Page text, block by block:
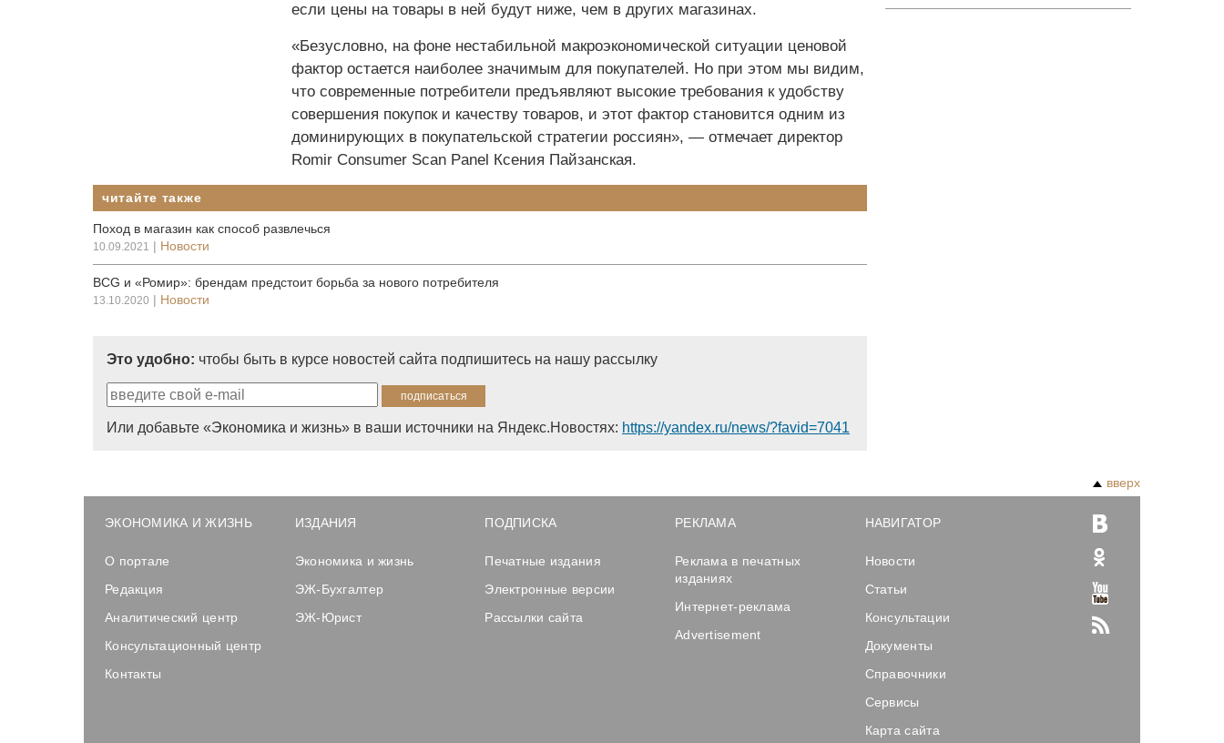
если цены на товары в ней будут ниже, чем в других магазинах.
«Безусловно, на фоне нестабильной макроэкономической ситуации ценовой
фактор остается наиболее значимым для покупателей. Но при этом мы видим,
что современные потребители предъявляют высокие требования к удобству
совершения покупок и качеству товаров, и этот фактор становится одним из
доминирующих в покупательской стратегии россиян», — отмечает директор
Romir Consumer Scan Panel Ксения Пайзанская.
читайте также
Поход в магазин как способ развлечься
10.09.2021 | Новости
BCG и «Ромир»: брендам предстоит борьба за нового потребителя
13.10.2020 | Новости
Это удобно: чтобы быть в курсе новостей сайта подпишитесь на нашу рассылку
Или добавьте «Экономика и жизнь» в ваши источники на Яндекс.Новостях: https://yandex.ru/news/?favid=7041
вверх
ЭКОНОМИКА И ЖИЗНЬ
О портале
Редакция
Аналитический центр
Консультационный центр
Контакты
ИЗДАНИЯ
Экономика и жизнь
ЭЖ-Бухгалтер
ЭЖ-Юрист
ПОДПИСКА
Печатные издания
Электронные версии
Рассылки сайта
РЕКЛАМА
Реклама в печатных
изданиях
Интернет-реклама
Advertisement
НАВИГАТОР
Новости
Статьи
Консультации
Документы
Справочники
Сервисы
Карта сайта